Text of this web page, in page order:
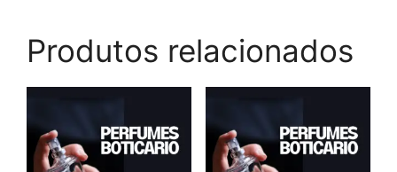
Produtos relacionados